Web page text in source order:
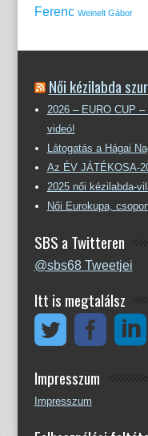
Ferenc Weinelt Gábor
Női kézilabda
2026 – EURO CUP
videó!
Látogatás a Hágai
Az ÉV JÁTÉKOSA-
2025 női kézilabda-
Női Eurokupa,
SBS a Twitteren
@sbs68 Tweetjei
Itt is megtalálsz
Impresszum
Impresszum